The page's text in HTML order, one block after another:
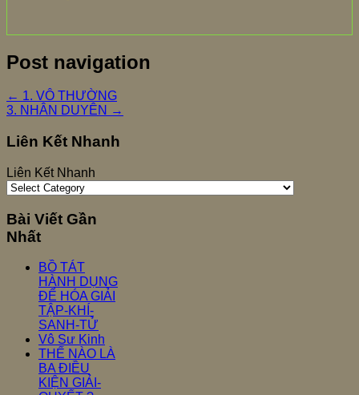
Post navigation
← 1. VÔ THƯỜNG
3. NHÂN DUYÊN →
Liên Kết Nhanh
Liên Kết Nhanh
Bài Viết Gần
Nhất
BỒ TÁT
HÀNH DỤNG
ĐỂ HÓA GIẢI
TẬP-KHÍ-
SANH-TỬ
Vô Sư Kinh
THẾ NÀO LÀ
BA ĐIỀU
KIỆN GIẢI-